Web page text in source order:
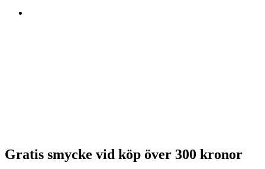
Gratis smycke vid köp över 300 kronor